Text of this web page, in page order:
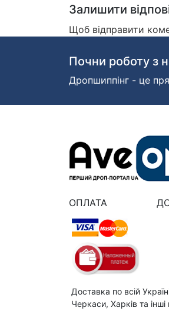
Залишити
Щоб відправити
Почни роботу з
Дропшиппінг - це
ОПЛАТА
Доставка по всій
Черкаси, Харків та інші